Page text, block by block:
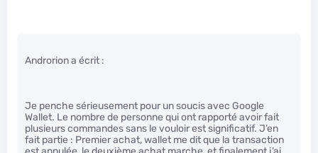
Androrion a écrit :
Je penche sérieusement pour un soucis avec Google
Wallet. Le nombre de personne qui ont rapporté avoir fait
plusieurs commandes sans le vouloir est significatif. J’en
fait partie : Premier achat, wallet me dit que la transaction